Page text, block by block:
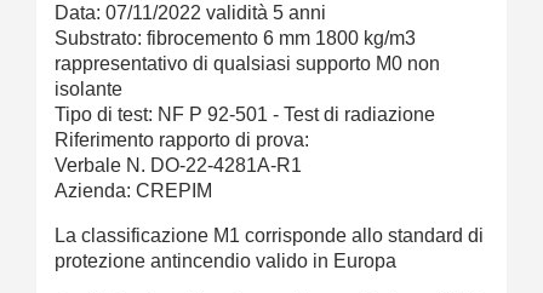
Data: 07/11/2022 validità 5 anni
Substrato: fibrocemento 6 mm 1800 kg/m3
rappresentativo di qualsiasi supporto M0 non
isolante
Tipo di test: NF P 92-501 - Test di radiazione
Riferimento rapporto di prova:
Verbale N. DO-22-4281A-R1
Azienda: CREPIM
La classificazione M1 corrisponde allo standard di
protezione antincendio valido in Europa